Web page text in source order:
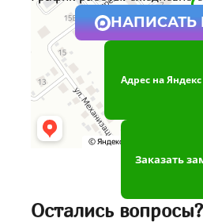
НАПИСАТЬ
Адрес на
Заказать
Остались вопросы?